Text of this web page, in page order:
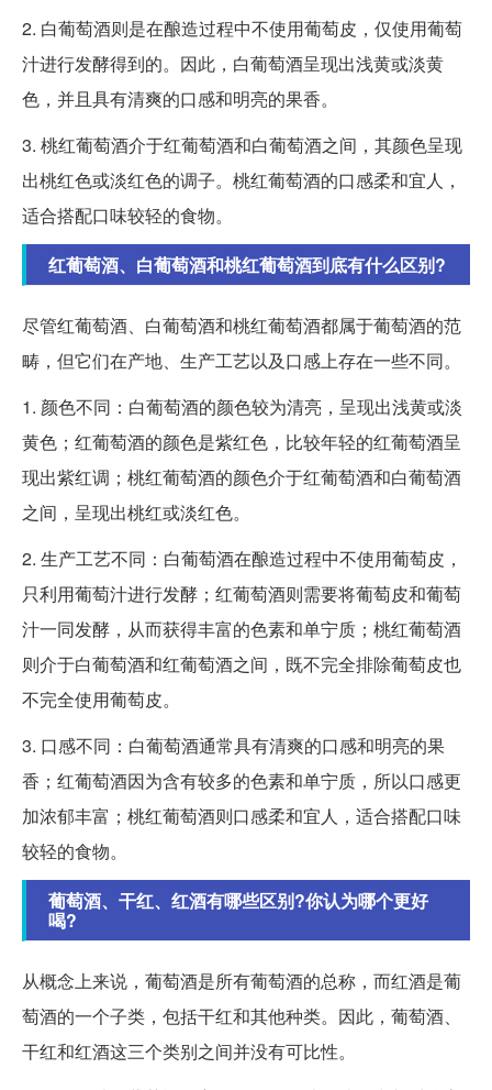
2. 白葡萄酒则是在酿造过程中不使用葡萄皮，仅使用葡萄
汁进行发酵得到的。因此，白葡萄酒呈现出浅黄或淡黄
色，并且具有清爽的口感和明亮的果香。
3. 桃红葡萄酒介于红葡萄酒和白葡萄酒之间，其颜色呈现
出桃红色或淡红色的调子。桃红葡萄酒的口感柔和宜人，
适合搭配口味较轻的食物。
红葡萄酒、白葡萄酒和桃红葡萄酒到底有什么区别?
尽管红葡萄酒、白葡萄酒和桃红葡萄酒都属于葡萄酒的范
畴，但它们在产地、生产工艺以及口感上存在一些不同。
1. 颜色不同：白葡萄酒的颜色较为清亮，呈现出浅黄或淡
黄色；红葡萄酒的颜色是紫红色，比较年轻的红葡萄酒呈
现出紫红调；桃红葡萄酒的颜色介于红葡萄酒和白葡萄酒
之间，呈现出桃红或淡红色。
2. 生产工艺不同：白葡萄酒在酿造过程中不使用葡萄皮，
只利用葡萄汁进行发酵；红葡萄酒则需要将葡萄皮和葡萄
汁一同发酵，从而获得丰富的色素和单宁质；桃红葡萄酒
则介于白葡萄酒和红葡萄酒之间，既不完全排除葡萄皮也
不完全使用葡萄皮。
3. 口感不同：白葡萄酒通常具有清爽的口感和明亮的果
香；红葡萄酒因为含有较多的色素和单宁质，所以口感更
加浓郁丰富；桃红葡萄酒则口感柔和宜人，适合搭配口味
较轻的食物。
葡萄酒、干红、红酒有哪些区别?你认为哪个更好
喝?
从概念上来说，葡萄酒是所有葡萄酒的总称，而红酒是葡
萄酒的一个子类，包括干红和其他种类。因此，葡萄酒、
干红和红酒这三个类别之间并没有可比性。